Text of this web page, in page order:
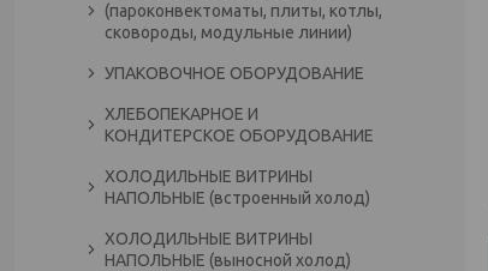
(пароконвектоматы, плиты, котлы,
сковороды, модульные линии)
УПАКОВОЧНОЕ ОБОРУДОВАНИЕ
ХЛЕБОПЕКАРНОЕ И
КОНДИТЕРСКОЕ ОБОРУДОВАНИЕ
ХОЛОДИЛЬНЫЕ ВИТРИНЫ
НАПОЛЬНЫЕ (встроенный холод)
ХОЛОДИЛЬНЫЕ ВИТРИНЫ
НАПОЛЬНЫЕ (выносной холод)